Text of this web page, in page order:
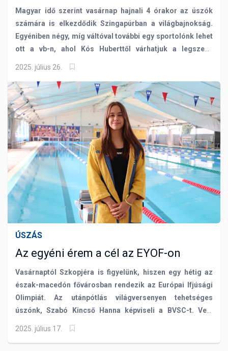
Magyar idő szerint vasárnap hajnali 4 órakor az úszók
számára is elkezdődik Szingapúrban a világbajnokság.
Egyéniben négy, míg váltóval további egy sportolónk lehet
ott a vb-n, ahol Kós Huberttől várhatjuk a legszebb
2025. július 26.
ÚSZÁS
Az egyéni érem a cél az EYOF-on
Vasárnaptól Szkopjéra is figyelünk, hiszen egy hétig az
észak-macedón fővárosban rendezik az Európai Ifjúsági
Olimpiát. Az utánpótlás világversenyen tehetséges
úszónk, Szabó Kincső Hanna képviseli a BVSC-t. Vele
2025. július 17.